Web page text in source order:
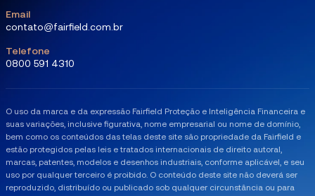
Email
contato@fairfield.com.br
Telefone
0800 591 4310
O uso da marca e da expressão Fairfield Proteção e Inteligência Financeira e
suas variações, inclusive figurativa, nome empresarial ou nome de domínio,
bem como os conteúdos das telas deste site são propriedade da Fairfield e
estão protegidos pelas leis e tratados internacionais de direito autoral,
marcas, patentes, modelos e desenhos industriais, conforme aplicável, e seu
uso por qualquer terceiro é proibido. O conteúdo deste site não deverá ser
reproduzido, distribuído ou publicado sob qualquer circunstância ou para